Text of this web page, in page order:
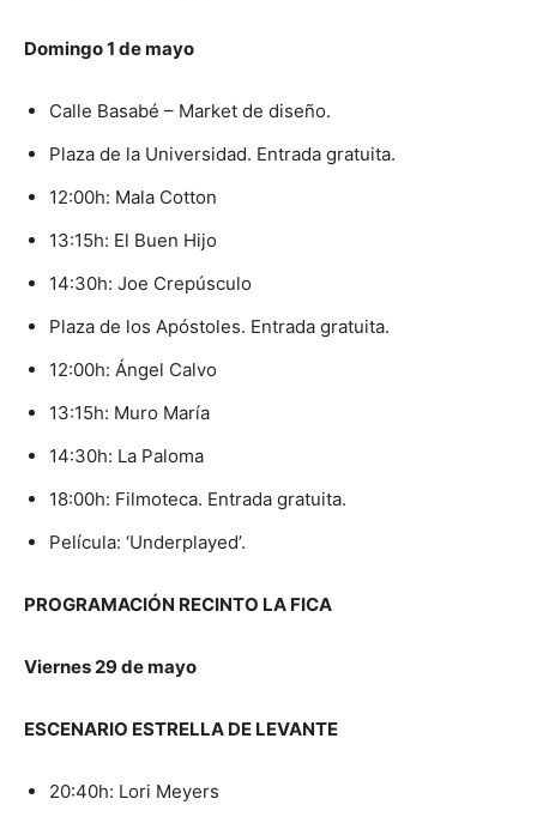
Domingo 1 de mayo
Calle Basabé – Market de diseño.
Plaza de la Universidad. Entrada gratuita.
12:00h: Mala Cotton
13:15h: El Buen Hijo
14:30h: Joe Crepúsculo
Plaza de los Apóstoles. Entrada gratuita.
12:00h: Ángel Calvo
13:15h: Muro María
14:30h: La Paloma
18:00h: Filmoteca. Entrada gratuita.
Película: ‘Underplayed’.
PROGRAMACIÓN RECINTO LA FICA
Viernes 29 de mayo
ESCENARIO ESTRELLA DE LEVANTE
20:40h: Lori Meyers